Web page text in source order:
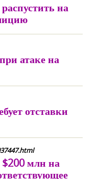
на
атаке на
отставки
млн на